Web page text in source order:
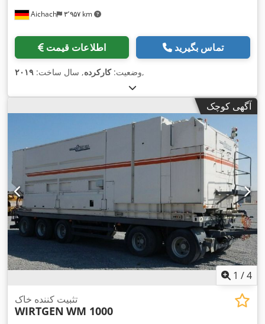
Aichach ۳٬۹۵۷ km
اطلاعات قیمت تماس بگیرید
وضعیت:کارکرده, سال ساخت: ۲۰۱۹ ,
آگهی کوچک
1 /4
تثبیت کننده خاک
WIRTGEN WM 1000